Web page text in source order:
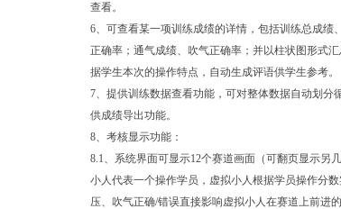
查看。
6、可查看某一项训练成绩的详情，包括训练总成绩
正确率；通气成绩、吹气正确率；并以柱状图形式
据学生本次的操作特点，自动生成评语供学生参考。
7、提供训练数据查看功能，可对整体数据自动划分
供成绩导出功能。
8、考核显示功能：
8.1、系统界面可显示12个赛道画面（可翻页显示另
小人代表一个操作学员，虚拟小人根据学员操作分
压、吹气正确/错误直接影响虚拟小人在赛道上前进